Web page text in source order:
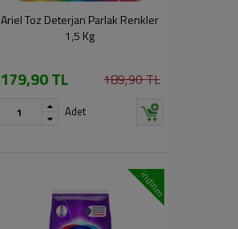
Ariel Toz Deterjan Parlak Renkler
1,5 Kg
179,90 TL 189,90 TL
Adet
indirim